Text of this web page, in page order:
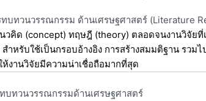
ทบทวนวรรณกรรม ด้านเศรษฐศาสตร์ (Literature
วคิด (concept) ทฤษฎี (theory) ตลอดจนงานวิจัยที่
ำหรับใช้เป็นกรอบอ้างอิง การสร้างสมมติฐาน รวมไ
ห้งานวิจัยมีความน่าเชื่อถือมากที่สุด
บทวนวรรณกรรมด้านเศรษฐศาสตร์